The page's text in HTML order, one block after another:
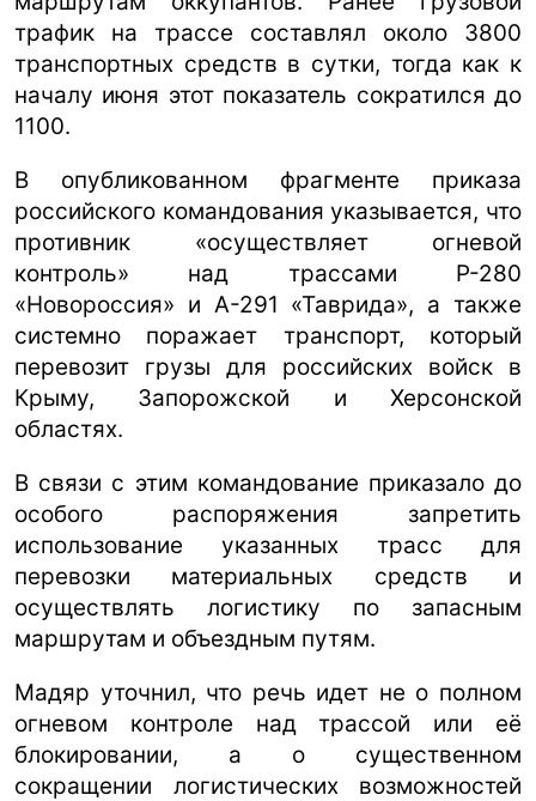
трафик на трассе составлял около 3800
транспортных средств в сутки, тогда как к
началу июня этот показатель сократился до
1100.
В опубликованном фрагменте приказа
российского командования указывается, что
противник «осуществляет огневой
контроль» над трассами Р-280
«Новороссия» и А-291 «Таврида», а также
системно поражает транспорт, который
перевозит грузы для российских войск в
Крыму, Запорожской и Херсонской
областях.
В связи с этим командование приказало до
особого распоряжения запретить
использование указанных трасс для
перевозки материальных средств и
осуществлять логистику по запасным
маршрутам и объездным путям.
Мадяр уточнил, что речь идет не о полном
огневом контроле над трассой или её
блокировании, а о существенном
сокращении логистических возможностей